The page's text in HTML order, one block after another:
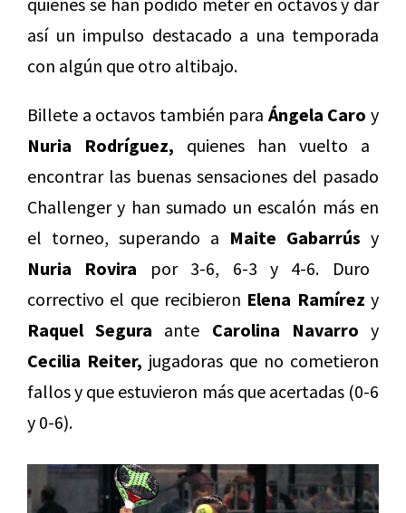
así un impulso destacado a una temporada
con algún que otro altibajo.
Billete a octavos también para Ángela Caro y
Nuria Rodríguez, quienes han vuelto a
encontrar las buenas sensaciones del pasado
Challenger y han sumado un escalón más en
el torneo, superando a Maite Gabarrús y
Nuria Rovira por 3-6, 6-3 y 4-6. Duro
correctivo el que recibieron Elena Ramírez y
Raquel Segura ante Carolina Navarro y
Cecilia Reiter, jugadoras que no cometieron
fallos y que estuvieron más que acertadas (0-6
y 0-6).